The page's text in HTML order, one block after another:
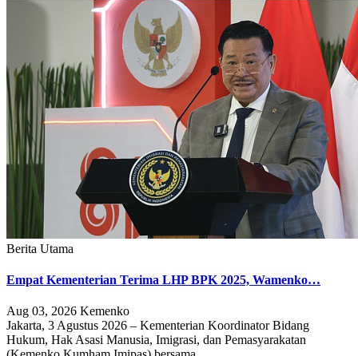
Berita Utama
Empat Kementerian Terima LHP BPK 2025, Wamenko…
Aug 03, 2026 Kemenko
Jakarta, 3 Agustus 2026 – Kementerian Koordinator Bidang
Hukum, Hak Asasi Manusia, Imigrasi, dan Pemasyarakatan